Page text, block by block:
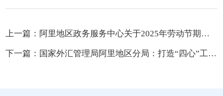
上一篇： 阿里地区政务服务中心关于2025年劳动节期间继续办理边境通行证的通告
下一篇： 国家外汇管理局阿里地区分局：打造“四心”工程 做足兴边富民大文章